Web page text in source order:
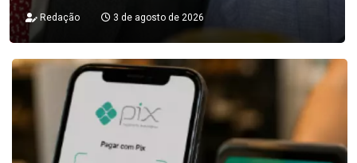
Redação 3 de agosto de 2026